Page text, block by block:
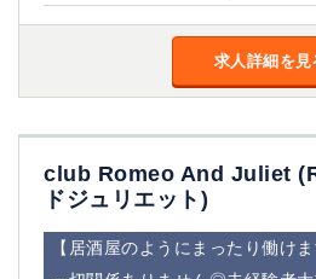
求人詳細を見
club Romeo And Juliet
ドジュリエット)
【居酒屋のようにまったり働け